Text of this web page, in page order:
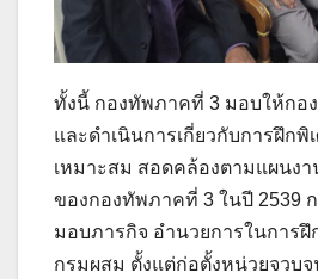
ทั้งนี้ กองทัพภาคที่ 3 มอบให้กอ
และดำเนินการเกี่ยวกับการฝึกพิ
เหมาะสม สอดคล้องตามแผนง
ของกองทัพภาคที่ 3 ในปี 2539
มอบภารกิจ อำนวยการในการฝึ
กรมผสม ตั้งแต่ก่อตั้งหน่วยจวบ